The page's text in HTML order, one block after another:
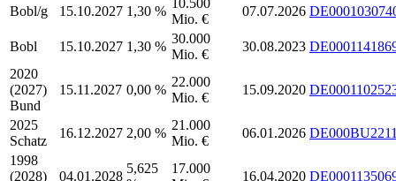
Bobl/g 15.10.2027 1,30 %
Mio. €
07.07.2026
Bobl 15.10.2027 1,30 %
30.000
Mio. €
30.08.2023
2020
(2027)
Bund
15.11.2027 0,00 %
22.000
Mio. €
15.09.2020
2025
Schatz
16.12.2027 2,00 %
21.000
Mio. €
06.01.2026
1998
(2028)
04.01.2028
5,625
17.000
16.04.2020